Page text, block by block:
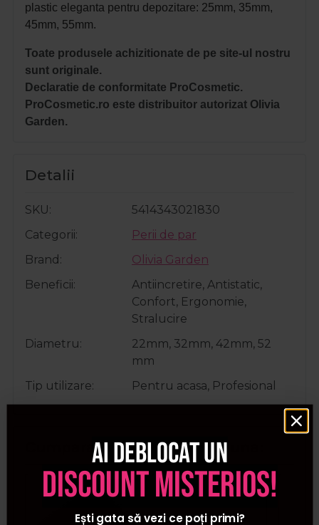
plastic eleganta pentru depozitare: 25mm, 35mm,
45mm, 55mm.
Toate produsele achizitionate de pe site-ul nostru
sunt originale.
Declaratie de conformitate ProCosmetic.
ProCosmetic.ro este distribuitor autorizat Olivia
Garden.
Detalii
SKU
5414343021830
Categorii
Perii de par
Brand
Olivia Garden
Beneficii
Antiincretire, Antistatic,
Confort, Ergonomie,
Stralucire
Diametru
22mm, 32mm, 42mm, 52
mm
Tip utilizare
Pentru acasa, Profesional
Cumparate frecvent impreuna:
Pret special
Ai deblocat un
discount misterios!
Ești gata să vezi ce poți primi?